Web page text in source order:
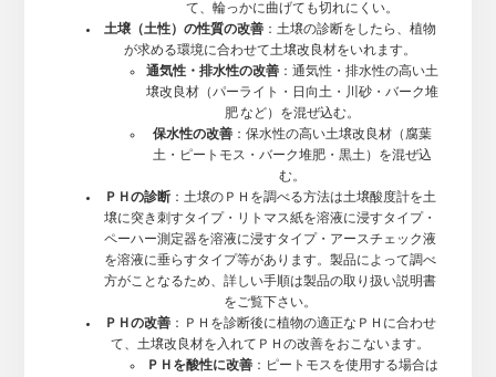
て、輪っかに曲げても切れにくい。
土壌（土性）の性質の改善 ：土壌の診断をしたら、植物
が求める環境に合わせて土壌改良材をいれます。
通気性・排水性の改善 ：通気性・排水性の高い土
壌改良材（パーライト・日向土・川砂・バーク堆
肥 など）を混ぜ込む。
保水性の改善 ：保水性の高い土壌改良材（腐葉
土・ピートモス・バーク堆肥・黒土）を混ぜ込
む。
ＰＨの診断 ：土壌のＰＨを調べる方法は土壌酸度計を土
壌に突き刺すタイプ・リトマス紙を溶液に浸すタイプ・
ペーハー測定器を溶液に浸すタイプ・アースチェック液
を溶液に垂らすタイプ等があります。製品によって調べ
方がことなるため、詳しい手順は製品の取り扱い説明書
をご覧下さい。
ＰＨの改善 ：ＰＨを診断後に植物の適正なＰＨに合わせ
て、土壌改良材を入れてＰＨの改善をおこないます。
ＰＨを酸性に改善 ：ピートモスを使用する場合は